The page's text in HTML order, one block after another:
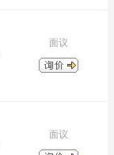
面议
面议